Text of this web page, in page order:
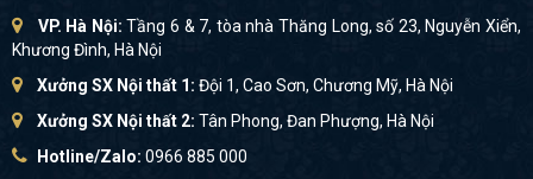
VP. Hà Nội:Tầng 6 & 7, tòa nhà Thăng Long, số 23, Nguyễn Xiển,
Khương Đình, Hà Nội
Xưởng SX Nội thất 1: Đội 1, Cao Sơn, Chương Mỹ, Hà Nội
Xưởng SX Nội thất 2: Tân Phong, Đan Phượng, Hà Nội
Hotline/Zalo: 0966 885 000